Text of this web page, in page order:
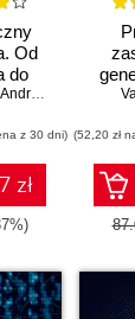
Od
do
II
Andrew Hunt
z 30 dni)
zł
(52,20 zł